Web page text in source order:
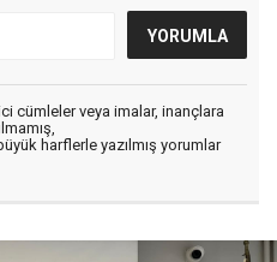
cümleler veya imalar, inançlara
harflerle yazılmış yorumlar